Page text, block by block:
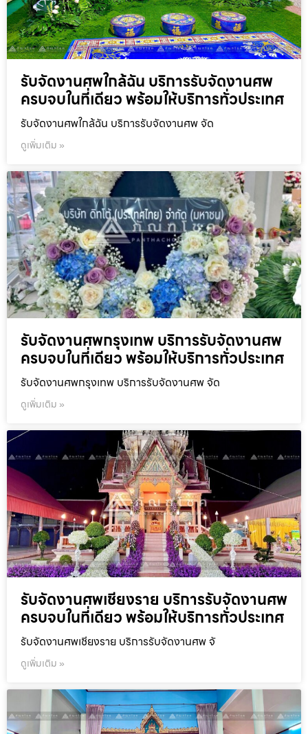
รับจัดงานศพใกล้ฉัน บริการรับจัดงานศพ
ครบจบในที่เดียว พร้อมให้บริการทั่วประเทศ
รับจัดงานศพใกล้ฉัน บริการรับจัดงานศพ จัด
ดูเพิ่มเติม »
รับจัดงานศพกรุงเทพ บริการรับจัดงานศพ
ครบจบในที่เดียว พร้อมให้บริการทั่วประเทศ
รับจัดงานศพกรุงเทพ บริการรับจัดงานศพ จัด
ดูเพิ่มเติม »
รับจัดงานศพเชียงราย บริการรับจัดงานศพ
ครบจบในที่เดียว พร้อมให้บริการทั่วประเทศ
รับจัดงานศพเชียงราย บริการรับจัดงานศพ จั
ดูเพิ่มเติม »